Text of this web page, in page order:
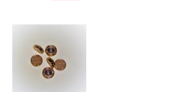
prodotto